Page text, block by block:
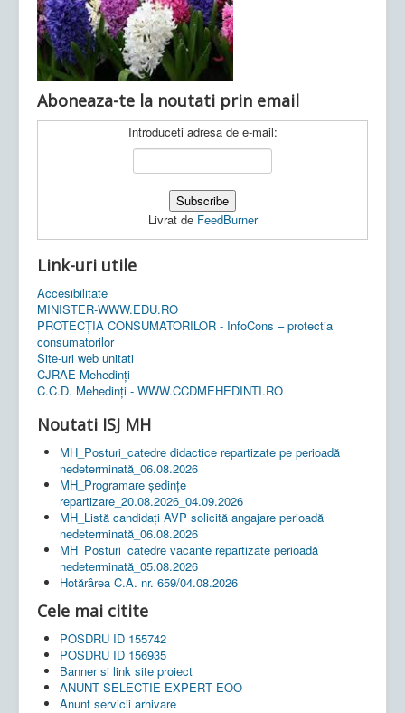
Aboneaza-te la noutati prin email
Introduceti adresa de e-mail:
Livrat de FeedBurner
Link-uri utile
Accesibilitate
MINISTER-WWW.EDU.RO
PROTECȚIA CONSUMATORILOR - InfoCons – protectia
consumatorilor
Site-uri web unitati
CJRAE Mehedinți
C.C.D. Mehedinţi - WWW.CCDMEHEDINTI.RO
Noutati ISJ MH
MH_Posturi_catedre didactice repartizate pe perioadă
nedeterminată_06.08.2026
MH_Programare ședințe
repartizare_20.08.2026_04.09.2026
MH_Listă candidați AVP solicită angajare perioadă
nedeterminată_06.08.2026
MH_Posturi_catedre vacante repartizate perioadă
nedeterminată_05.08.2026
Hotărârea C.A. nr. 659/04.08.2026
Cele mai citite
POSDRU ID 155742
POSDRU ID 156935
Banner si link site proiect
ANUNT SELECTIE EXPERT EOO
Anunt servicii arhivare